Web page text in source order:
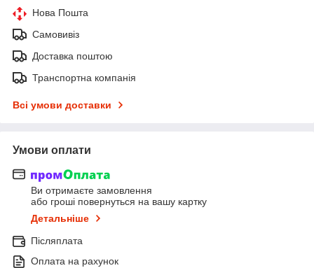
Нова Пошта
Самовивіз
Доставка поштою
Транспортна компанія
Всі умови доставки
Умови оплати
Ви отримаєте замовлення
або гроші повернуться на вашу картку
Детальніше
Післяплата
Оплата на рахунок